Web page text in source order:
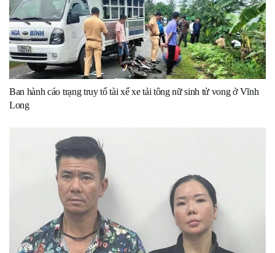
Ban hành cáo trạng truy tố tài xế xe tải tông nữ sinh tử vong ở Vĩnh
Long